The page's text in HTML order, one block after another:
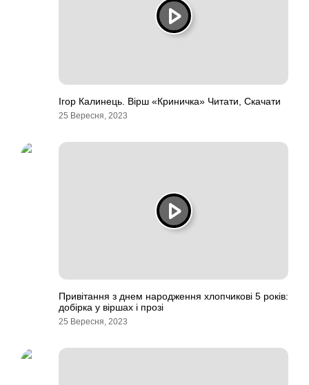
Ігор Калинець. Вірш «Криничка» Читати, Скачати
25 Вересня, 2023
Привітання з днем народження хлопчикові 5 років:
добірка у віршах і прозі
25 Вересня, 2023